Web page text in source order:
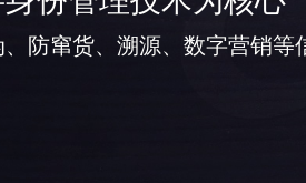
防窜货、溯源、数字营销等